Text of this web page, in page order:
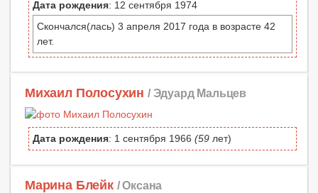
Дата рождения: 12 сентября 1974
Скончался(лась) 3 апреля 2017 года в возрасте 42
лет.
Михаил Полосухин / Эдуард Мальцев
Дата рождения: 1 сентября 1966 (59 лет)
Марина Блейк / Оксана